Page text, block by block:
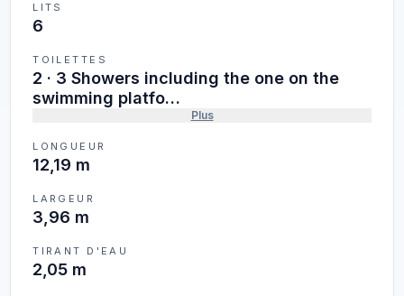
LITS
6
TOILETTES
2 · 3 Showers including the one on the
swimming platfo…
Plus
LONGUEUR
12,19 m
LARGEUR
3,96 m
TIRANT D'EAU
2,05 m